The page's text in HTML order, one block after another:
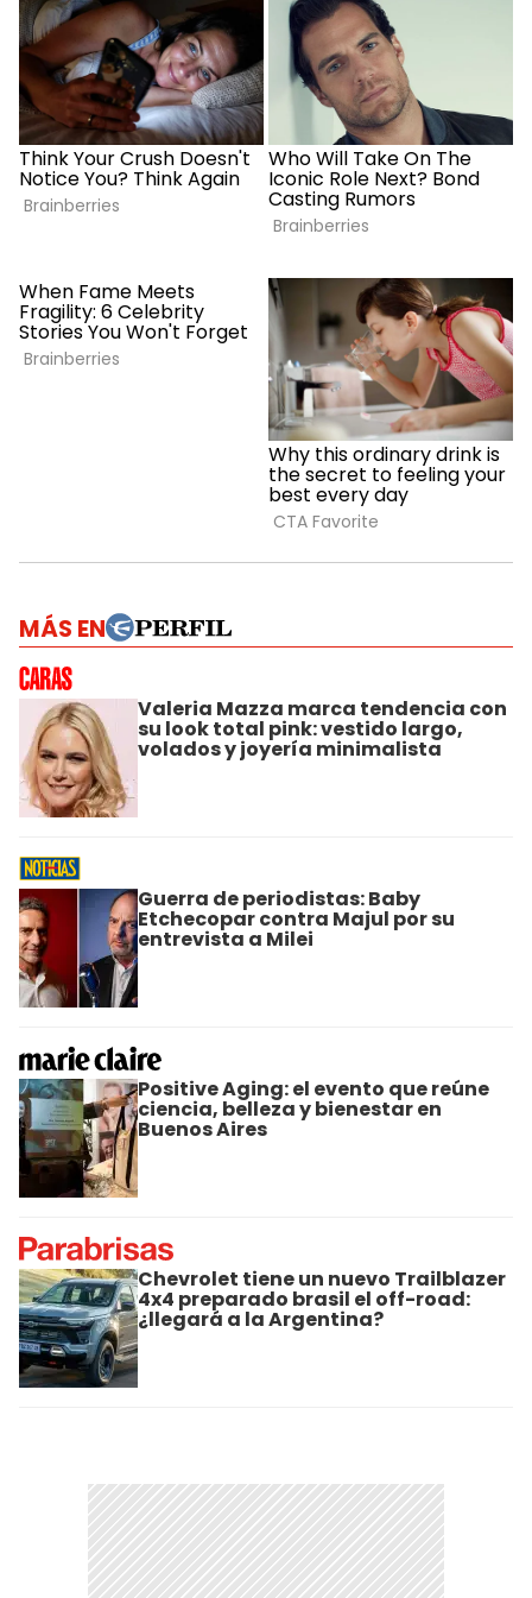
MÁS EN
Valeria Mazza marca tendencia con
su look total pink: vestido largo,
volados y joyería minimalista
Guerra de periodistas: Baby
Etchecopar contra Majul por su
entrevista a Milei
Positive Aging: el evento que reúne
ciencia, belleza y bienestar en
Buenos Aires
Chevrolet tiene un nuevo Trailblazer
4x4 preparado brasil el off-road:
¿llegará a la Argentina?